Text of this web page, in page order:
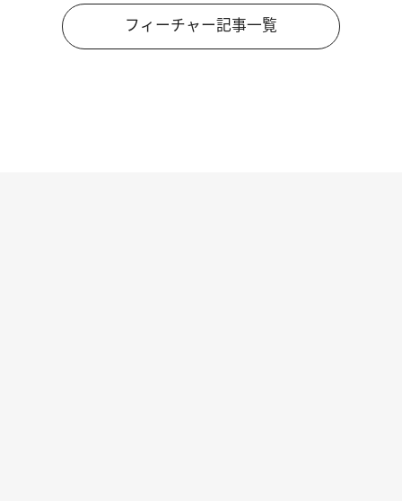
フィーチャー記事一覧